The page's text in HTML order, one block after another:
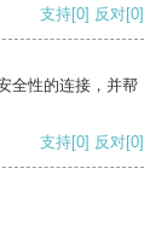
支持[0] 反对[0]
全性的连接，并帮
支持[0] 反对[0]